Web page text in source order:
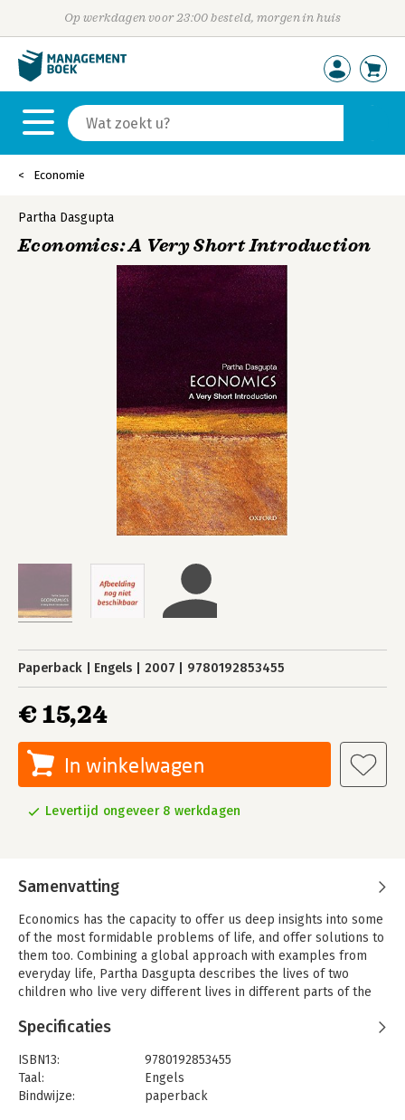
Op werkdagen voor 23:00 besteld, morgen in huis
Economie
Partha Dasgupta
Economics: A Very Short Introduction
Paperback Engels 2007 9780192853455
€ 15,24
In winkelwagen
Levertijd ongeveer 8 werkdagen
Samenvatting
Economics has the capacity to offer us deep insights into some
of the most formidable problems of life, and offer solutions to
them too. Combining a global approach with examples from
everyday life, Partha Dasgupta describes the lives of two
children who live very different lives in different parts of the
obstacles facing them, and the processes that shape their
shows how economics uncovers these processes, finds
explanations for them, and how it forms policies and solutions.
Along the way, Dasgupta provides an intelligent and accessible
Specificaties
ISBN13:
9780192853455
Taal:
Engels
Bindwijze:
paperback